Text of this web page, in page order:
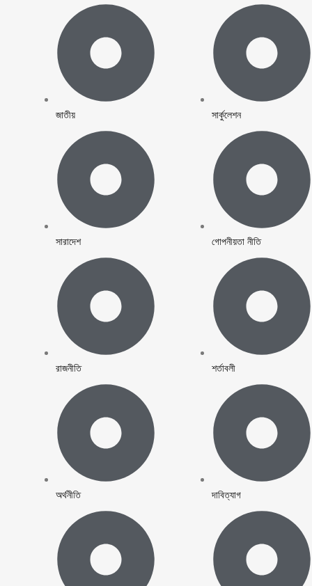
জাতীয়
সারাদেশ
রাজনীতি
অর্থনীতি
সার্কুলেশন
গোপনীয়তা নীতি
শর্তাবলী
দাবিত্যাগ